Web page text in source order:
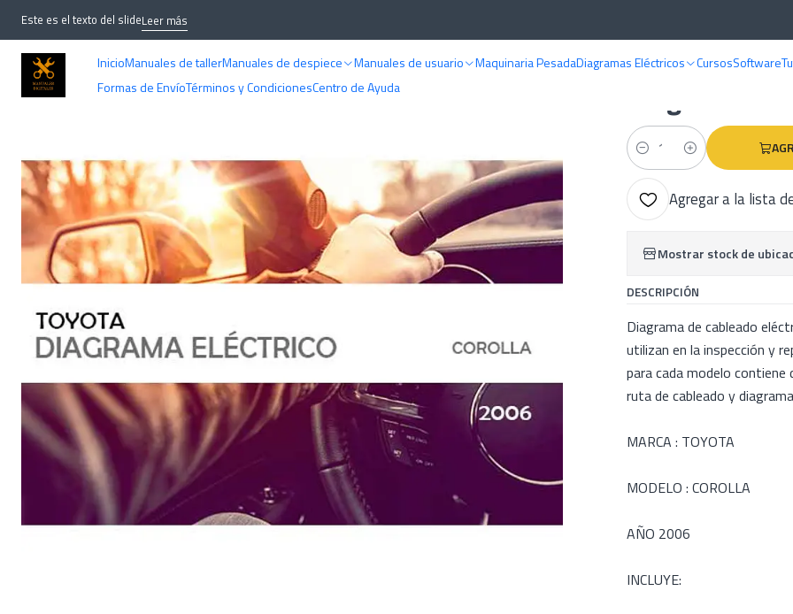
InicioManuales de tallerManuales de despiece Manuales de usuario Maquinaria PesadaDiagramas Eléctricos CursosSoftware
Formas de EnvíoTérminos y CondicionesCentro de Ayuda
Este es el texto del slideLeer más
Cantidad
Agregar a la lista
Mostrar stock de
DESCRIPCIÓN
Diagrama de cableado
utilizan en la inspección y
para cada modelo
ruta de cableado y
MARCA : TOYOTA
MODELO : COROLLA
AÑO 2006
INCLUYE: